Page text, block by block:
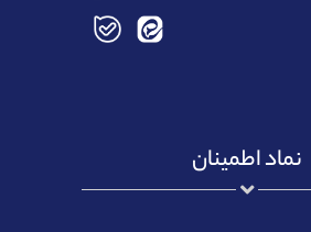
نماد اطمینان